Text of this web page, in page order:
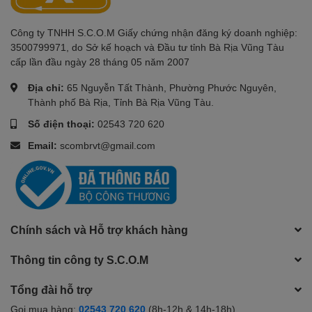
Công ty TNHH S.C.O.M Giấy chứng nhận đăng ký doanh nghiệp:
3500799971, do Sở kế hoạch và Đầu tư tỉnh Bà Rịa Vũng Tàu
cấp lần đầu ngày 28 tháng 05 năm 2007
Địa chỉ: 65 Nguyễn Tất Thành, Phường Phước Nguyên,
Thành phố Bà Rịa, Tỉnh Bà Rịa Vũng Tàu.
Số điện thoại: 02543 720 620
Email: scombrvt@gmail.com
Chính sách và Hỗ trợ khách hàng
Thông tin công ty S.C.O.M
Tổng đài hỗ trợ
Gọi mua hàng: 02543 720 620 (8h-12h & 14h-18h)